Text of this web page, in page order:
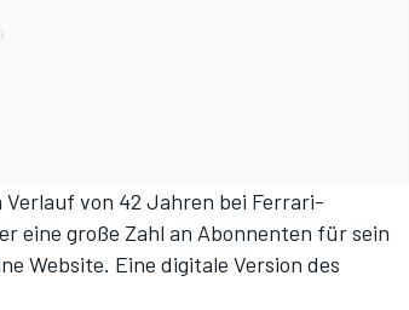
von 42 Jahren bei Ferrari-
eine große Zahl an Abonnenten für sein
Website. Eine digitale Version des